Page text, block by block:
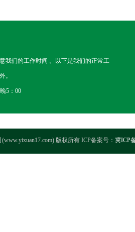
我们的工作时间 。以下是我们的正常工
。
5：00
版权所有 ICP备案号： 冀ICP